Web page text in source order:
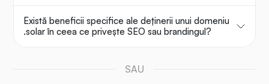
Există beneficii specifice ale deținerii unui domeniu
.solar în ceea ce privește SEO sau brandingul?
SAU